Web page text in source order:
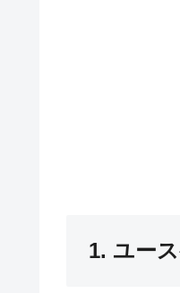
1. ユー